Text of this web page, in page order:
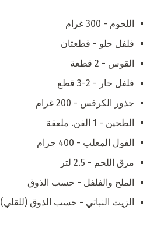
اللحوم - 300 غرام
فلفل حلو - قطعتان
القوس - 2 قطعة
فلفل حار - 2-3 قطع
جذور الكرفس - 200 غرام
الطحين - 1 الفن. ملعقة
الفول المعلب - 400 جرام
مرق اللحم - 2.5 لتر
الملح والفلفل - حسب الذوق
الزيت النباتي - حسب الذوق (للقلي)